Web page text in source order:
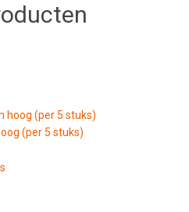
(per 5 stuks)